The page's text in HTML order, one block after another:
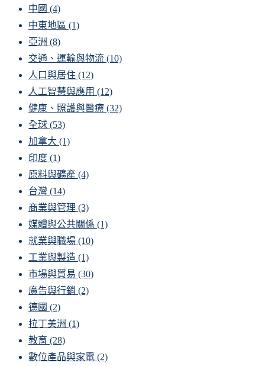
中國 (4)
中東地區 (1)
亞洲 (8)
交通、運輸與物流 (10)
人口與居住 (12)
人工智慧與應用 (12)
健康、照護與醫療 (32)
全球 (53)
加拿大 (1)
印度 (1)
原料與礦產 (4)
台灣 (14)
商業與管理 (3)
媒體與公共關係 (1)
就業與職場 (10)
工業與製造 (1)
市場與貿易 (30)
廣告與行銷 (2)
德國 (2)
拉丁美洲 (1)
教育 (28)
數位產品與家電 (2)